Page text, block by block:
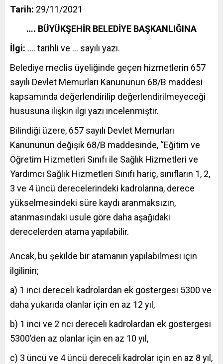
Tarih: 29/11/2021
…. BÜYÜKŞEHİR BELEDİYE BAŞKANLIĞINA
İlgi: …. tarihli ve … sayılı yazı.
Belediye meclis üyeliğinde geçen hizmetlerin 657
sayılı Devlet Memurları Kanununun 68/B maddesi
kapsamında değerlendirilip değerlendirilmeyeceği
hususuna ilişkin ilgi yazı incelenmiştir.
Bilindiği üzere, 657 sayılı Devlet Memurları
Kanununun değişik 68/B maddesinde, “Eğitim ve
Öğretim Hizmetleri Sınıfı ile Sağlık Hizmetleri ve
Yardımcı Sağlık Hizmetleri Sınıfı hariç, sınıfların 1, 2,
3 ve 4 üncü derecelerindeki kadrolarına, derece
yükselmesindeki süre kaydı aranmaksızın,
atanmasındaki usule göre daha aşağıdaki
derecelerden atama yapılabilir.
Ancak, bu şekilde bir atamanın yapılabilmesi için
ilgilinin;
a) 1 inci dereceli kadrolardan ek göstergesi 5300 ve
daha yukarıda olanlar için en az 12 yıl,
b) 1 inci ve 2 nci dereceli kadrolardan ek göstergesi
5300’den az olanlar için en az 10 yıl,
c) 3 üncü ve 4 üncü dereceli kadrolar için en az 8 yıl,